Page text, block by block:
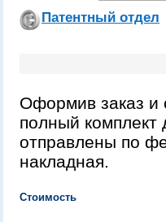
Патентный отдел
Оформив заказ и
полный комплект
отправлены по
накладная.
Стоимость